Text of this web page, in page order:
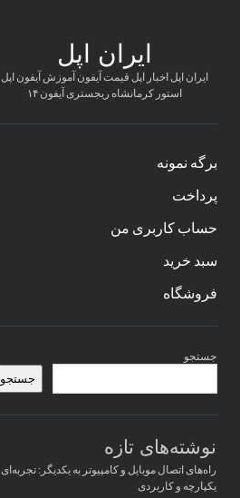
ایران اپل
ایران اپل اخبار اپل قیمت آیفون آموزش آیفون اپل
استور کرمانشاه ریجستری آیفون ۱۴
برگه نمونه
پرداخت
حساب کاربری من
سبد خرید
فروشگاه
کناری
جستجو
جستجو
نوشته‌های تازه
راه‌های اتصال موبایل و کامپیوتر به یکدیگر: تجربه‌ای
یکپارچه و کاربردی